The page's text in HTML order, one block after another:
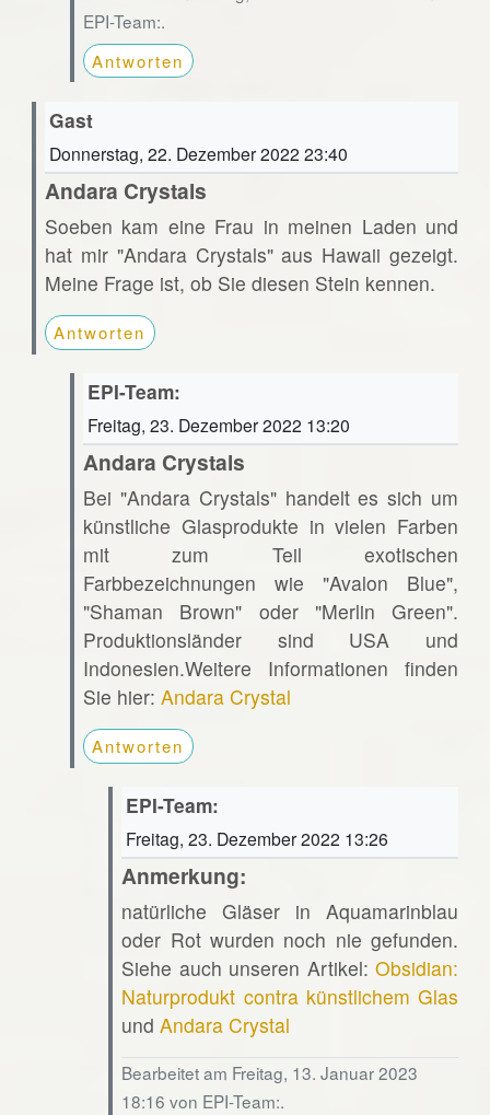
EPI-Team:.
Antworten
Gast
Donnerstag, 22. Dezember 2022 23:40
Andara Crystals
Soeben kam eine Frau in meinen Laden und
hat mir "Andara Crystals" aus Hawaii gezeigt.
Meine Frage ist, ob Sie diesen Stein kennen.
Antworten
EPI-Team:
Freitag, 23. Dezember 2022 13:20
Andara Crystals
Bei "Andara Crystals" handelt es sich um
künstliche Glasprodukte in vielen Farben
mit zum Teil exotischen
Farbbezeichnungen wie "Avalon Blue",
"Shaman Brown" oder "Merlin Green".
Produktionsländer sind USA und
Indonesien.Weitere Informationen finden
Sie hier: Andara Crystal
Antworten
EPI-Team:
Freitag, 23. Dezember 2022 13:26
Anmerkung:
natürliche Gläser in Aquamarinblau
oder Rot wurden noch nie gefunden.
Siehe auch unseren Artikel:Obsidian:
Naturprodukt contra künstlichem Glas
undAndara Crystal
Bearbeitet am Freitag, 13. Januar 2023
18:16 von EPI-Team:.